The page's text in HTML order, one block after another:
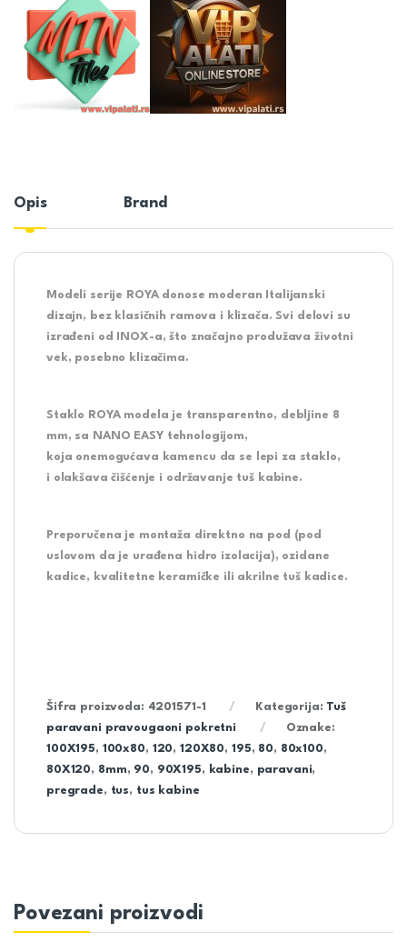
Opis Brand
Modeli serije ROYA donose moderan Italijanski
dizajn, bez klasičnih ramova i klizača. Svi delovi su
izrađeni od
INOX-a, što značajno produžava životni
vek, posebno klizačima.
Staklo ROYA modela je transparentno, debljine 8
mm, sa
NANO EASYtehnologijom,
koja onemogućava kamencu da se lepi za staklo,
i olakšava čišćenje i održavanje tuš kabine.
Preporučena je montaža direktno na pod (pod
uslovom da je urađena hidro izolacija), ozidane
kadice, kvalitetne keramičke ili akrilne tuš kadice.
Šifra proizvoda: 4201571-1 Kategorija: Tuš
paravani pravougaoni pokretni
Oznake:
100X195, 100x80, 120, 120X80, 195, 80, 80x100,
80X120, 8mm, 90, 90X195, kabine, paravani,
pregrade, tus, tus kabine
Povezani proizvodi